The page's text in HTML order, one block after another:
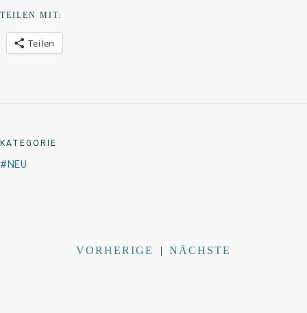
TEILEN MIT:
Teilen
KATEGORIE
NEU
VORHERIGE | NÄCHSTE